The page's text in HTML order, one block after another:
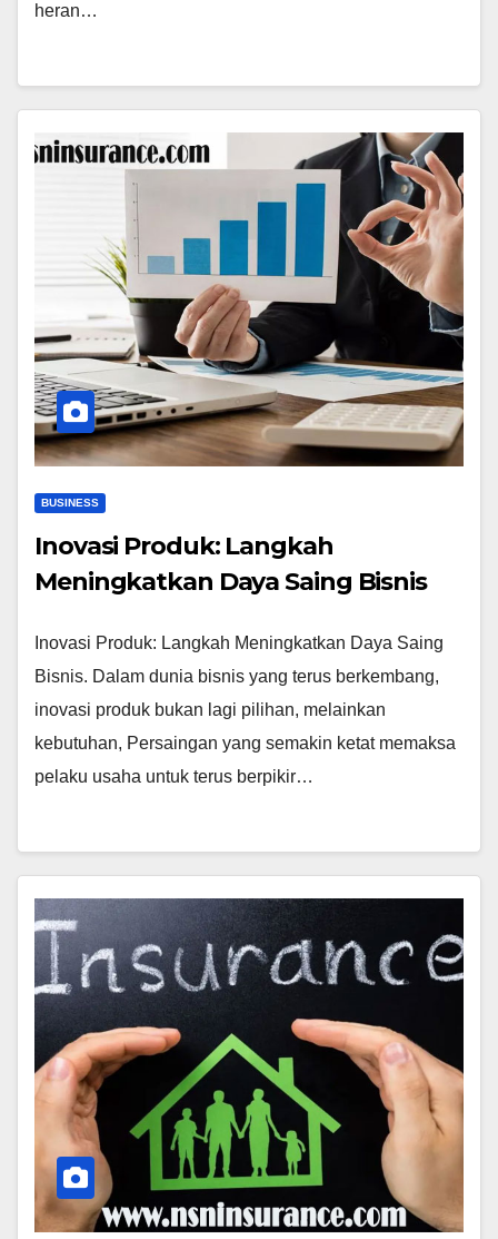
heran…
BUSINESS
Inovasi Produk: Langkah
Meningkatkan Daya Saing Bisnis
Inovasi Produk: Langkah Meningkatkan Daya Saing
Bisnis. Dalam dunia bisnis yang terus berkembang,
inovasi produk bukan lagi pilihan, melainkan
kebutuhan, Persaingan yang semakin ketat memaksa
pelaku usaha untuk terus berpikir…